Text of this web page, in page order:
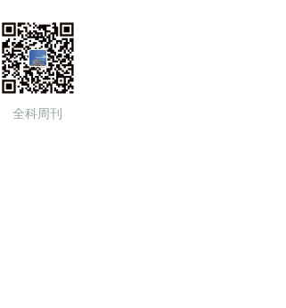
全科周刊